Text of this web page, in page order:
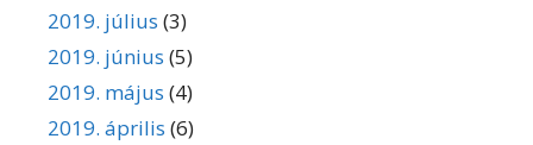
2019. július (3)
2019. június (5)
2019. május (4)
2019. április (6)